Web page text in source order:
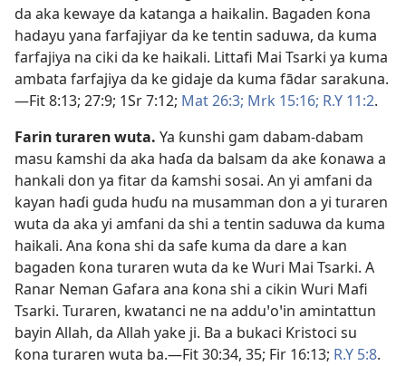
da aka kewaye da katanga a haikalin. Bagaden ƙona
hadayu yana farfajiyar da ke tentin saduwa, da kuma
farfajiya na ciki da ke haikali. Littafi Mai Tsarki ya kuma
ambata farfajiya da ke gidaje da kuma fādar sarakuna.​
—Fit 8:13; 27:9; 1Sr 7:12; Mat 26:3; Mrk 15:16; R.Y 11:2.
Farin turaren wuta. Ya ƙunshi gam dabam-dabam
masu ƙamshi da aka haɗa da balsam da ake ƙonawa a
hankali don ya fitar da ƙamshi sosai. An yi amfani da
kayan haɗi guda huɗu na musamman don a yi turaren
wuta da aka yi amfani da shi a tentin saduwa da kuma
haikali. Ana ƙona shi da safe kuma da dare a kan
bagaden ƙona turaren wuta da ke Wuri Mai Tsarki. A
Ranar Neman Gafara ana ƙona shi a cikin Wuri Mafi
Tsarki. Turaren, kwatanci ne na adduꞌoꞌin amintattun
bayin Allah, da Allah yake ji. Ba a bukaci Kristoci su
ƙona turaren wuta ba.​—Fit 30:34, 35; Fir 16:13; R.Y 5:8.